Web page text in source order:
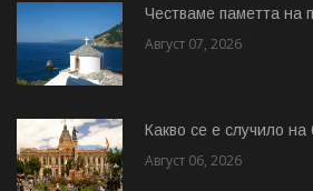
Честваме паметта на
Август 07, 2026
Какво се е случило на
Август 06, 2026